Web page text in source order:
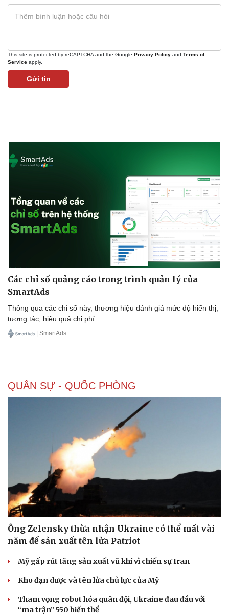
Pháp luật
Vụ án
Tin nóng
Tư vấn luật
Quân sự - Quốc phòng
Vũ khí
Việt Nam
Phân tích
This site is protected by reCAPTCHA and the Google Privacy Policy and Terms of
Service apply.
Gửi tin
Các chỉ số quảng cáo trong trình quản lý của
SmartAds
Thông qua các chỉ số này, thương hiệu đánh giá mức độ hiển thị,
tương tác, hiệu quả chi phí.
| SmartAds
QUÂN SỰ - QUỐC PHÒNG
Ông Zelensky thừa nhận Ukraine có thể mất vài
năm để sản xuất tên lửa Patriot
Mỹ gấp rút tăng sản xuất vũ khí vì chiến sự Iran
Kho đạn dược và tên lửa chủ lực của Mỹ
Tham vọng robot hóa quân đội, Ukraine đau đầu với
“ma trận” 550 biến thể